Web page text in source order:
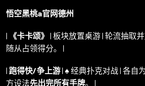
悟空黑桃a官网德州
| 《卡卡颂》 | 板块放置桌游 | 轮流抽取
随从占领得分。 |
| 跑得快/争上游| ♠️ 经典扑克对战 | 各自
方设法先出完所有手牌。 |